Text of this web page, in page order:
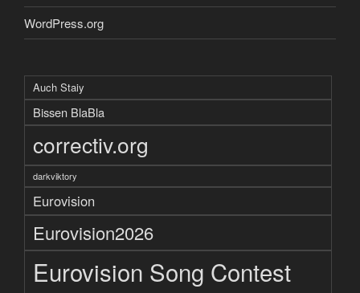
WordPress.org
Auch Staiy
Bissen BlaBla
correctiv.org
darkviktory
Eurovision
Eurovision2026
Eurovision Song Contest